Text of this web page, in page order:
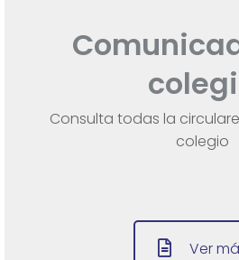
Consulta todas la
colegio
Ver